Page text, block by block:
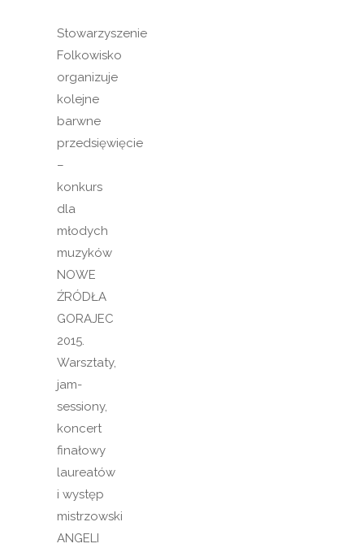
Stowarzyszenie
Folkowisko
organizuje
kolejne
barwne
przedsięwięcie
–
konkurs
dla
młodych
muzyków
NOWE
ŹRÓDŁA
GORAJEC
2015.
Warsztaty,
jam-
sessiony,
koncert
finałowy
laureatów
i występ
mistrzowski
ANGELI